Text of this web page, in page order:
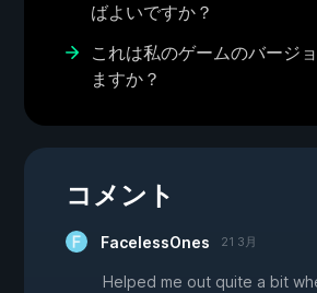
ばよいですか？
これは私のゲームのバージ
ますか？
コメント
FacelessOnes 21 3月
Helped me out quite a bit